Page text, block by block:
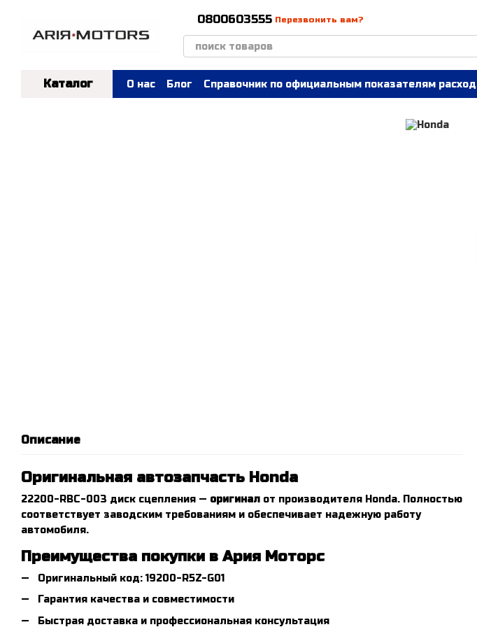
0800603555 Перезвонить вам?
Каталог О нас Блог Справочник по официальным показателям
Описание
Оригинальная автозапчасть Honda
22200-RBC-003 диск сцепления — оригинал от производителя Honda. Полностью
соответствует заводским требованиям и обеспечивает надежную работу
автомобиля.
Преимущества покупки в Ария Моторс
Оригинальный код: 19200-R5Z-G01
Гарантия качества и совместимости
Быстрая доставка и профессиональная консультация